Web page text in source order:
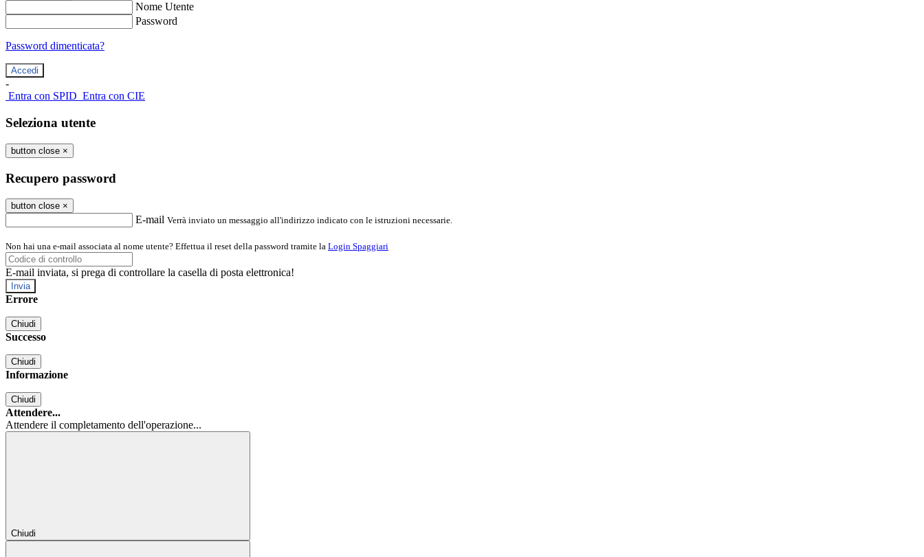
Nome Utente
Password
Password dimenticata?
-
Entra con SPID Entra con CIE
Seleziona utente
button close ×
Recupero password
button close ×
E-mail Verrà inviato un messaggio all'indirizzo indicato con le istruzioni necessarie.
Non hai una e-mail associata al nome utente? Effettua il reset della password tramite la Login Spaggiari
E-mail inviata, si prega di controllare la casella di posta elettronica!
Errore
Chiudi
Successo
Chiudi
Informazione
Chiudi
Attendere...
Attendere il completamento dell'operazione...
Chiudi